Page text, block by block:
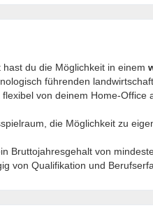
hast du die Möglichkeit in einem
führenden
von deinem Home-
die Möglichkeit zu
Bruttojahresgehalt von
von Qualifikation und